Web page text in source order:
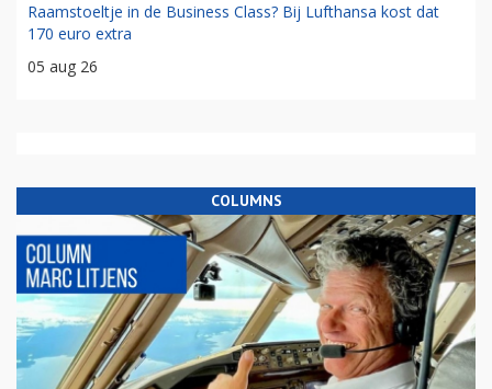
Raamstoeltje in de Business Class? Bij Lufthansa kost dat
170 euro extra
05 aug 26
COLUMNS